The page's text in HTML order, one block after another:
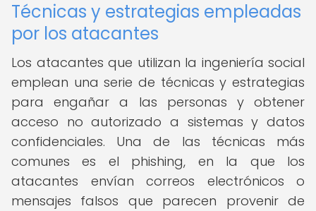
Técnicas y estrategias empleadas
por los atacantes
Los atacantes que utilizan la ingeniería social
emplean una serie de técnicas y estrategias
para engañar a las personas y obtener
acceso no autorizado a sistemas y datos
confidenciales. Una de las técnicas más
comunes es el phishing, en la que los
atacantes envían correos electrónicos o
mensajes falsos que parecen provenir de